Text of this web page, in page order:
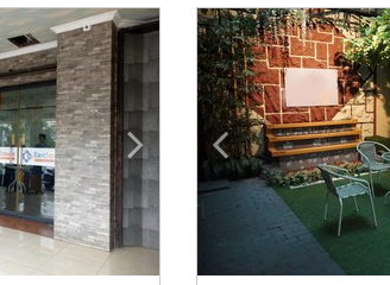
Next2 Previous